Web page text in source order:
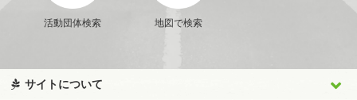
活動団体検索 地図で検索
サイトについて